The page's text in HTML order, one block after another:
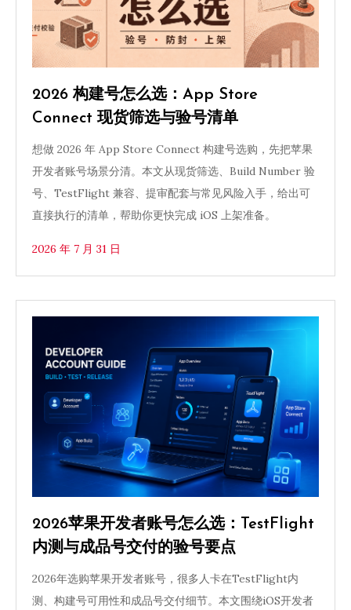
2026 构建号怎么选：App Store
Connect 现货筛选与验号清单
想做 2026 年 App Store Connect 构建号选购，先把苹果
开发者账号场景分清。本文从现货筛选、Build Number 验
号、TestFlight 兼容、提审配套与常见风险入手，给出可
直接执行的清单，帮助你更快完成 iOS 上架准备。
2026 年 7 月 31 日
2026苹果开发者账号怎么选：TestFlight
内测与成品号交付的验号要点
2026年选购苹果开发者账号，很多人卡在TestFlight内
测、构建号可用性和成品号交付细节。本文围绕iOS开发者